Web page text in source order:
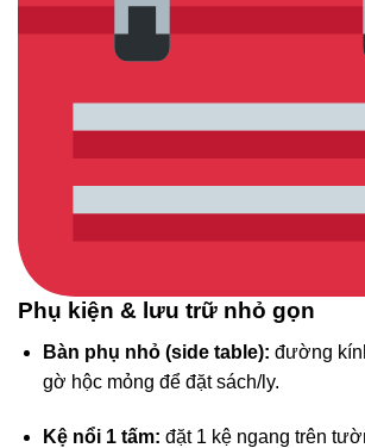
Phụ kiện & lưu trữ nhỏ gọn
Bàn phụ nhỏ (side table): đường
gờ hộc mỏng để đặt sách/ly.
Kệ nổi 1 tấm: đặt 1 kệ ngang trên